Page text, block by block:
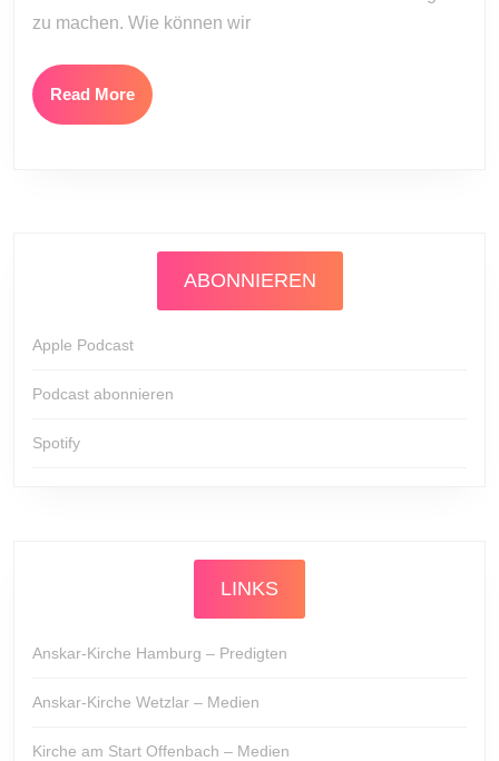
zu machen. Wie können wir
Read MoreRead
More
ABONNIEREN
Apple Podcast
Podcast abonnieren
Spotify
LINKS
Anskar-Kirche Hamburg – Predigten
Anskar-Kirche Wetzlar – Medien
Kirche am Start Offenbach – Medien